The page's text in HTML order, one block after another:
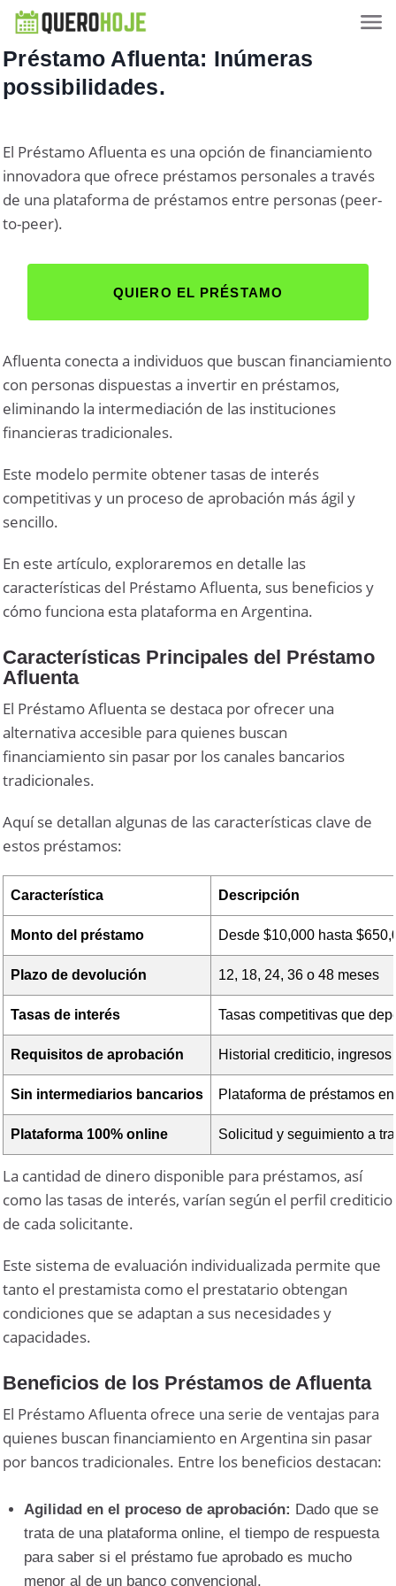
Préstamo Afluenta: Inúmeras
possibilidades.
El Préstamo Afluenta es una opción de financiamiento
innovadora que ofrece préstamos personales a través
de una plataforma de préstamos entre personas (peer-
to-peer).
QUIERO EL PRÉSTAMO
Afluenta conecta a individuos que buscan financiamiento
con personas dispuestas a invertir en préstamos,
eliminando la intermediación de las instituciones
financieras tradicionales.
Este modelo permite obtener tasas de interés
competitivas y un proceso de aprobación más ágil y
sencillo.
En este artículo, exploraremos en detalle las
características del Préstamo Afluenta, sus beneficios y
cómo funciona esta plataforma en Argentina.
Características Principales del Préstamo
Afluenta
El Préstamo Afluenta se destaca por ofrecer una
alternativa accesible para quienes buscan
financiamiento sin pasar por los canales bancarios
tradicionales.
Aquí se detallan algunas de las características clave de
estos préstamos:
Característica Descripción
Monto del préstamo Desde $10,000 hasta
Plazo de devolución 12, 18, 24, 36 o 48 meses
Tasas de interés Tasas competitivas que
Requisitos de aprobación Historial crediticio,
Sin intermediarios bancarios Plataforma de préstamos
Plataforma 100% online Solicitud y seguimiento a
La cantidad de dinero disponible para préstamos, así
como las tasas de interés, varían según el perfil crediticio
de cada solicitante.
Este sistema de evaluación individualizada permite que
tanto el prestamista como el prestatario obtengan
condiciones que se adaptan a sus necesidades y
capacidades.
Beneficios de los Préstamos de Afluenta
El Préstamo Afluenta ofrece una serie de ventajas para
quienes buscan financiamiento en Argentina sin pasar
por bancos tradicionales. Entre los beneficios destacan:
Agilidad en el proceso de aprobación: Dado que se
trata de una plataforma online, el tiempo de respuesta
para saber si el préstamo fue aprobado es mucho
menor al de un banco convencional.